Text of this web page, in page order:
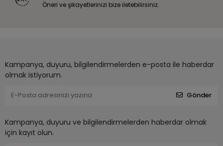
Öneri ve şikayetlerinizi bize iletebilirsiniz.
Kampanya, duyuru, bilgilendirmelerden e-posta ile haberdar
olmak istiyorum.
Gönder
Kampanya, duyuru ve bilgilendirmelerden haberdar olmak
için kayıt olun.